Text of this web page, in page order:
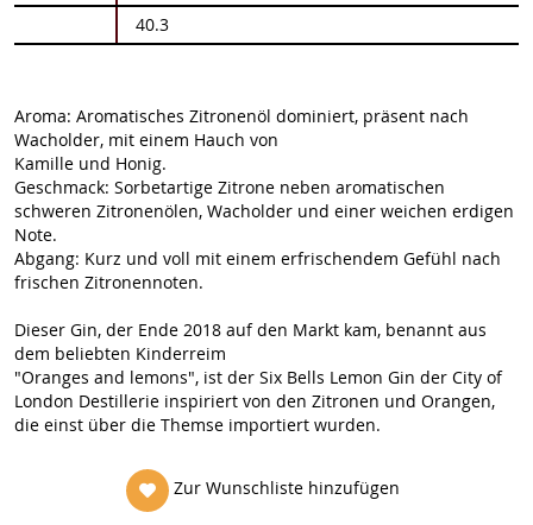
40.3
Aroma: Aromatisches Zitronenöl dominiert, präsent nach
Wacholder, mit einem Hauch von
Kamille und Honig.
Geschmack: Sorbetartige Zitrone neben aromatischen
schweren Zitronenölen, Wacholder und einer weichen erdigen
Note.
Abgang: Kurz und voll mit einem erfrischendem Gefühl nach
frischen Zitronennoten.
Dieser Gin, der Ende 2018 auf den Markt kam, benannt aus
dem beliebten Kinderreim
"Oranges and lemons", ist der Six Bells Lemon Gin der City of
London Destillerie inspiriert von den Zitronen und Orangen,
die einst über die Themse importiert wurden.
Zur Wunschliste hinzufügen